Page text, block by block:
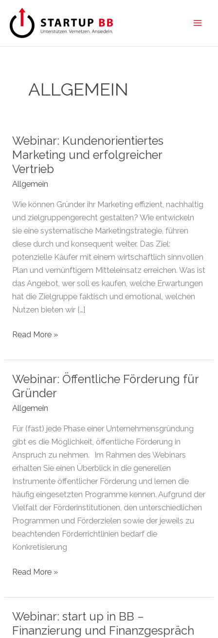
Inhalt
springen
ALLGEMEIN
Webinar: Kundenorientiertes
Marketing und erfolgreicher
Vertrieb
Allgemein
Wie können Gründer ihr Marketing effizient, nachhaltig
und zielgruppengerecht gestalten? Wie entwickeln
sie eine systematische Marketingstrategie, führen
diese durch und konsequent weiter. Das Ziel:
potenzielle Käufer mit einem wirtschaftlich sinnvollen
Plan und vernünftigem Mitteleinsatz erreichen. Was ist
das Angebot, wer soll es kaufen, welche Erwartungen
hat die Zielgruppe faktisch und emotional, welchen
Nutzen bieten wir […]
Webinar:
Marketing
und
erfolgreicher
Vertrieb
Read More »
Webinar: Öffentliche Förderung für
Gründer
Allgemein
Für (fast) jede Phase einer Unternehmensgründung
gibt es die Möglichkeit, öffentliche Förderung in
Anspruch zu nehmen. Im Rahmen des Webinars
erhalten Sie einen Überblick in die generellen
Instrumente öffentlicher Förderung und lernen die
häufig eingesetzten Programme kennen. Aufgrund der
Vielfalt der Förderinstitutionen, den unterschiedlichen
Programmen und Förderzielen sowie der jeweils zu
beachtenden Förderrichtlinien bedarf die
Konkretisierung
Webinar:
Förderung
für
Gründer
Read More »
Webinar: start up in BB –
Finanzierung und Finanzgespräch